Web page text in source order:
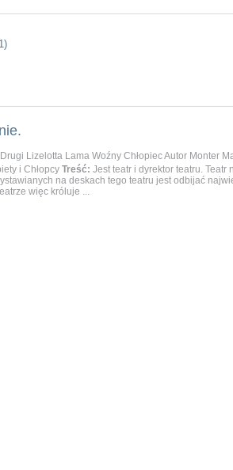
Lizelotta Lama Woźny Chłopiec Autor Monter
i Chłopcy Treść: Jest teatr i dyrektor teatru. Teatr
na deskach tego teatru jest odbijać
więc króluje ...